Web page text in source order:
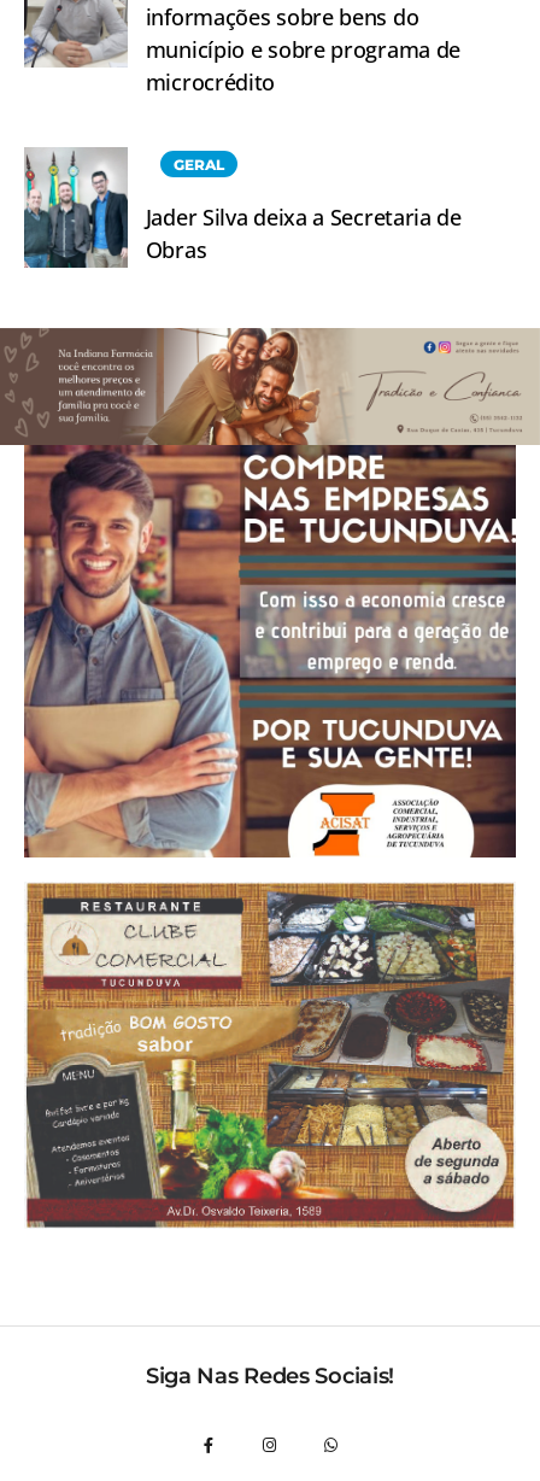
informações sobre bens do
município e sobre programa de
microcrédito
GERAL
Jader Silva deixa a Secretaria de
Obras
Siga Nas Redes Sociais!